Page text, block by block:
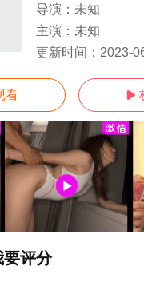
导演： 未知
主演： 未知
更新时间： 2023-
看 
要评分